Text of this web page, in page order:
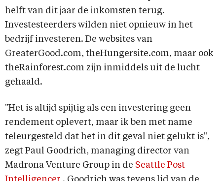
helft van dit jaar de inkomsten terug.
Investesteerders wilden niet opnieuw in het
bedrijf investeren. De websites van
GreaterGood.com, theHungersite.com, maar ook
theRainforest.com zijn inmiddels uit de lucht
gehaald.
"Het is altijd spijtig als een investering geen
rendement oplevert, maar ik ben met name
teleurgesteld dat het in dit geval niet gelukt is",
zegt Paul Goodrich, managing director van
Madrona Venture Group in de Seattle Post-